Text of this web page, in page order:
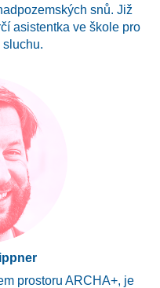
snů. Již
asistentka ve škole pro
sluchu.
prostoru ARCHA+, je